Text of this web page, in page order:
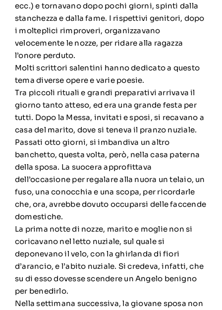
ecc.) e tornavano dopo pochi giorni, spinti dalla
stanchezza e dalla fame. I rispettivi genitori, dopo
i molteplici rimproveri, organizzavano
velocemente le nozze, per ridare alla ragazza
l’onore perduto.
Molti scrittori salentini hanno dedicato a questo
tema diverse opere e varie poesie.
Tra piccoli rituali e grandi preparativi arrivava il
giorno tanto atteso, ed era una grande festa per
tutti. Dopo la Messa, invitati e sposi, si recavano a
casa del marito, dove si teneva il pranzo nuziale.
Passati otto giorni, si imbandiva un altro
banchetto, questa volta, però, nella casa paterna
della sposa. La suocera approfittava
dell’occasione per regalare alla nuora un telaio, un
fuso, una conocchia e una scopa, per ricordarle
che, ora, avrebbe dovuto occuparsi delle faccende
domestiche.
La prima notte di nozze, marito e moglie non si
coricavano nel letto nuziale, sul quale si
deponevano il velo, con la ghirlanda di fiori
d’arancio, e l’abito nuziale. Si credeva, infatti, che
su di esso dovesse scendere un Angelo benigno
per benedirlo.
Nella settimana successiva, la giovane sposa non